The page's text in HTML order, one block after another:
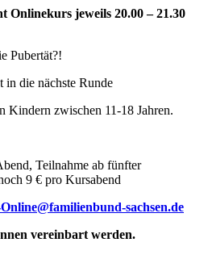
Onlinekurs jeweils 20.00 – 21.30
Pubertät?!
die nächste Runde
Kindern zwischen 11-18 Jahren.
Teilnahme ab fünfter
9 € pro Kursabend
sachsen.de
vereinbart werden.